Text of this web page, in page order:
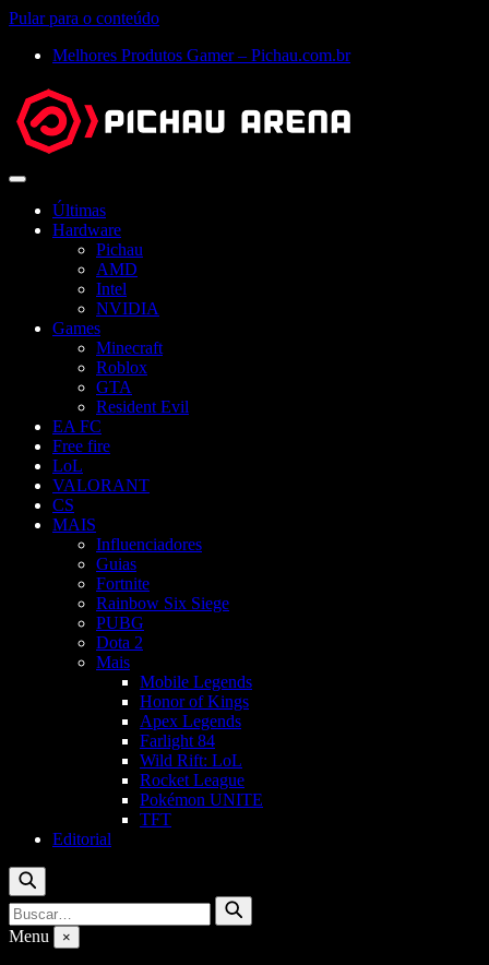
Pular para o conteúdo
Melhores Produtos Gamer – Pichau.com.br
Abrir
Últimas
Hardware
Pichau
AMD
Intel
NVIDIA
Games
Minecraft
Roblox
GTA
Resident Evil
EA FC
Free fire
LoL
VALORANT
CS
MAIS
Influenciadores
Guias
Fortnite
Rainbow Six Siege
PUBG
Dota 2
Mais
Mobile Legends
Honor of Kings
Apex Legends
Farlight 84
Wild Rift: LoL
Rocket League
Pokémon UNITE
TFT
Editorial
Buscar
Buscar
por:
Buscar
Menu ×